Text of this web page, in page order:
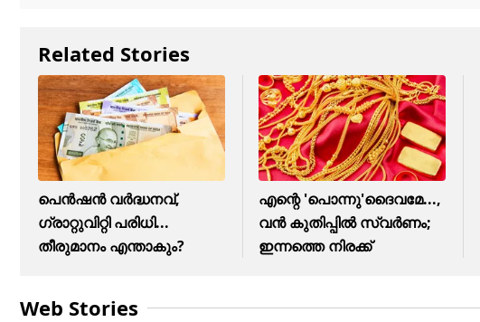
Related Stories
പെൻഷൻ വർദ്ധനവ്,
ഗ്രാറ്റുവിറ്റി പരിധി...
തീരുമാനം എന്താകും?
എന്റെ 'പൊന്നു'ദൈവമേ...,
വൻ കുതിപ്പിൽ സ്വർണം;
ഇന്നത്തെ നിരക്ക്
Web Stories